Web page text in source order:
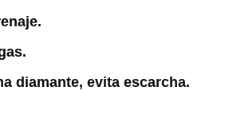
diamante, evita escarcha.